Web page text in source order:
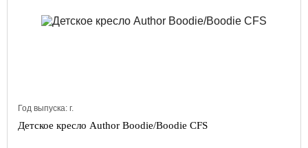
Год выпуска: г.
Детское кресло Author Boodie/Boodie CFS